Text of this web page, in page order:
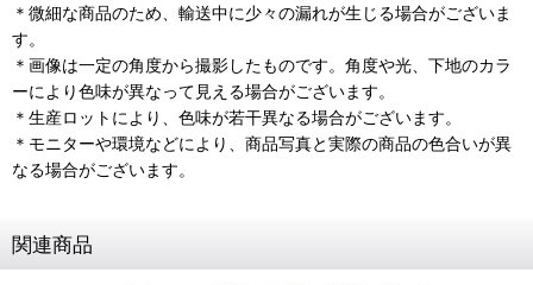
＊微細な商品のため、輸送中に少々の漏れが生じる場合がございま
す。
＊画像は一定の角度から撮影したものです。角度や光、下地のカラ
ーにより色味が異なって見える場合がございます。
＊生産ロットにより、色味が若干異なる場合がございます。
＊モニターや環境などにより、商品写真と実際の商品の色合いが異
なる場合がございます。
関連商品